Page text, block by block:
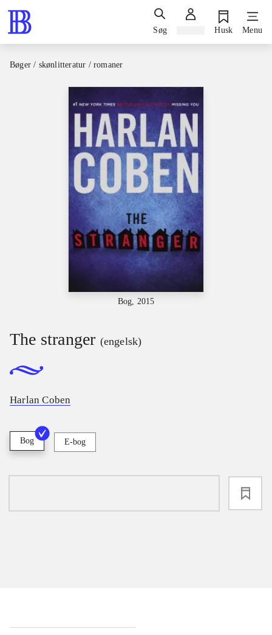
Søg Husk Menu
Bøger / skønlitteratur / romaner
Bog, 2015
The stranger (engelsk)
Harlan Coben
Bog E-bog